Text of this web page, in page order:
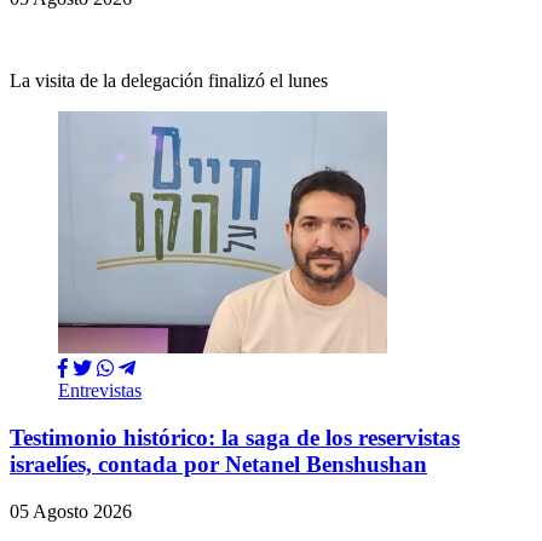
La visita de la delegación finalizó el lunes
Entrevistas
Testimonio histórico: la saga de los reservistas
israelíes, contada por Netanel Benshushan
05 Agosto 2026